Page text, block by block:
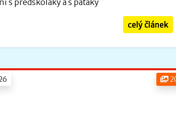
s předškoláky a s páťáky
celý článek